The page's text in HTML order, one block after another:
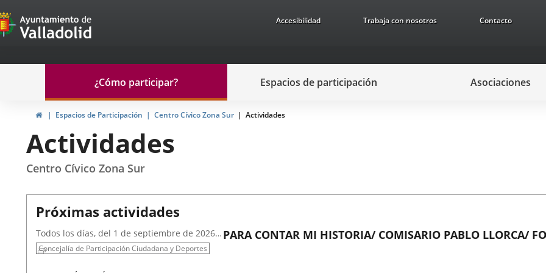
Portal
de
Participación
Accesibilidad Trabaja con nosotros Contacto
navegación
Participación
¿Cómo participar? Espacios de participación Asociaciones
HomeEspacios de Participación Centro Cívico Zona Sur Actividades
Actividades
Centro Cívico Zona Sur
Próximas actividades
PARA CONTAR MI HISTORIA/ COMISARIO PABLO LLORCA/
Todos los días, del 1 de septiembre de 2026
al 15 de septiembre de 2026
Concejalía de Participación Ciudadana y Deportes